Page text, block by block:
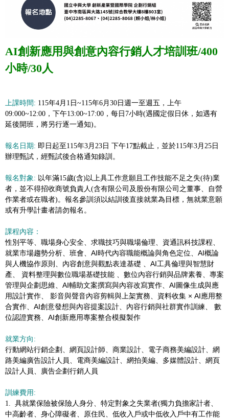
AI創新應用與創意內容行銷人才培訓班/400
小時/30人
上課時間: 115年4月1日~115年6月30日週一至週五，上午
09:000~12:00，下午13:00~17:00，每日7小時(遇國定假日休，如遇有
延後開班，將另行逐一通知)。
報名日期: 即日起至115年3月23日 下午17點截止，並於115年3月25日
辦理甄試，經甄試後合格通知錄訓。
報名對象: 以年滿15歲(含)以上具工作意願且工作技能不足之失(待)業
者，並不得招收商號負責人(含有限公司及股份有限公司之董事、自營
作業者或在職者)。報名參訓須以結訓後直接就業為目標，無就業意願
或有升學計畫者請勿報名。
課程內容：
性別平等、職場身心安全、求職技巧與職場倫理、資通訊科技課程、
就業市場趨勢分析、班會、AI時代內容職能概論與角色定位、AI概論
與人機協作原則、內容創意與觀點表達基礎 、AI工具倫理與智慧財
產、 資料整理與數位職場基礎技能 、數位內容行銷與品牌素養、專案
管理與企劃思維、AI輔助文案撰寫與內容改寫實作、AI圖像生成與應
用設計實作、 影音與聲音內容剪輯與上架實務、資料收集 × AI應用整
合實作、AI創意發想與內容提案設計、內容行銷與社群實作訓練、 數
位認證實務、AI創新應用專案整合模擬製作
就業方向:
行動網站行銷企劃、網頁設計師、商業設計、電子商務美編設計、網
路美編廣告設計人員、電商美編設計、網拍美編、多媒體設計、網頁
設計人員、廣告企劃行銷人員
訓練費用:
1. 具就業保險被保險人身分、特定對象之失業者(獨力負擔家計者、
中高齡者、身心障礙者、原住民、低收入戶或中低收入戶中有工作能